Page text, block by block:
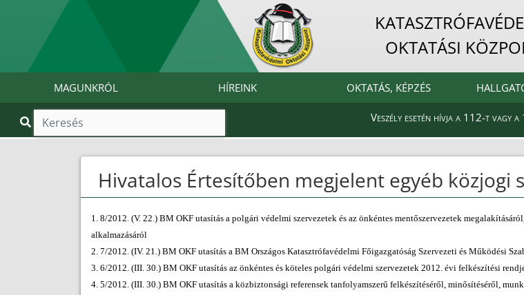
OKTATÁSI
MAGUNKRÓL HÍREINK OKTATÁS, KÉPZÉS
Veszély esetén hívja a 112-t vagy
Hivatalos Értesítőben megjelent egyéb közjogi
1. 8/2012. (V. 22.) BM OKF utasítás a polgári védelmi szervezetek és az önkéntes mentőszervezetek
alkalmazásáról
2. 7/2012. (IV. 21.) BM OKF utasítás a BM Országos Katasztrófavédelmi Főigazgatóság Szervezeti és Működési
3. 6/2012. (III. 30.) BM OKF utasítás az önkéntes és köteles polgári védelmi szervezetek 2012. évi felkészítési
4. 5/2012. (III. 30.) BM OKF utasítás a közbiztonsági referensek tanfolyamszerű felkészítéséről, minősítéséről,